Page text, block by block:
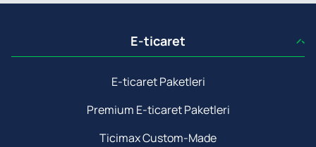
E-ticaret
E-ticaret Paketleri
Premium E-ticaret Paketleri
Ticimax Custom-Made